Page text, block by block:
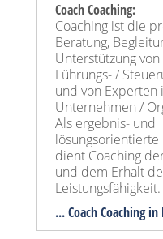
Coach Coaching:
Coaching ist die
Beratung,
Unterstützung
Führungs- /
und von Experten
Unternehmen /
Als ergebnis- und
dient Coaching
und dem Erhalt
Leistungsfähigkeit.
... Coach Coaching